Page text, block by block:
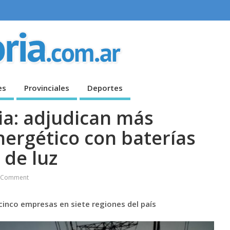
Provinciales Deportes
adjudican más
con baterías
luz
empresas en siete regiones del país